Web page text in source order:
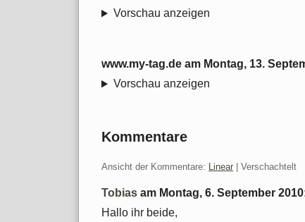
Vorschau anzeigen
www.my-tag.de am Montag, 13.
Vorschau anzeigen
Kommentare
Ansicht der Kommentare: Linear | Verschachtelt
Tobias am Montag, 6. September 2010
Hallo ihr beide,